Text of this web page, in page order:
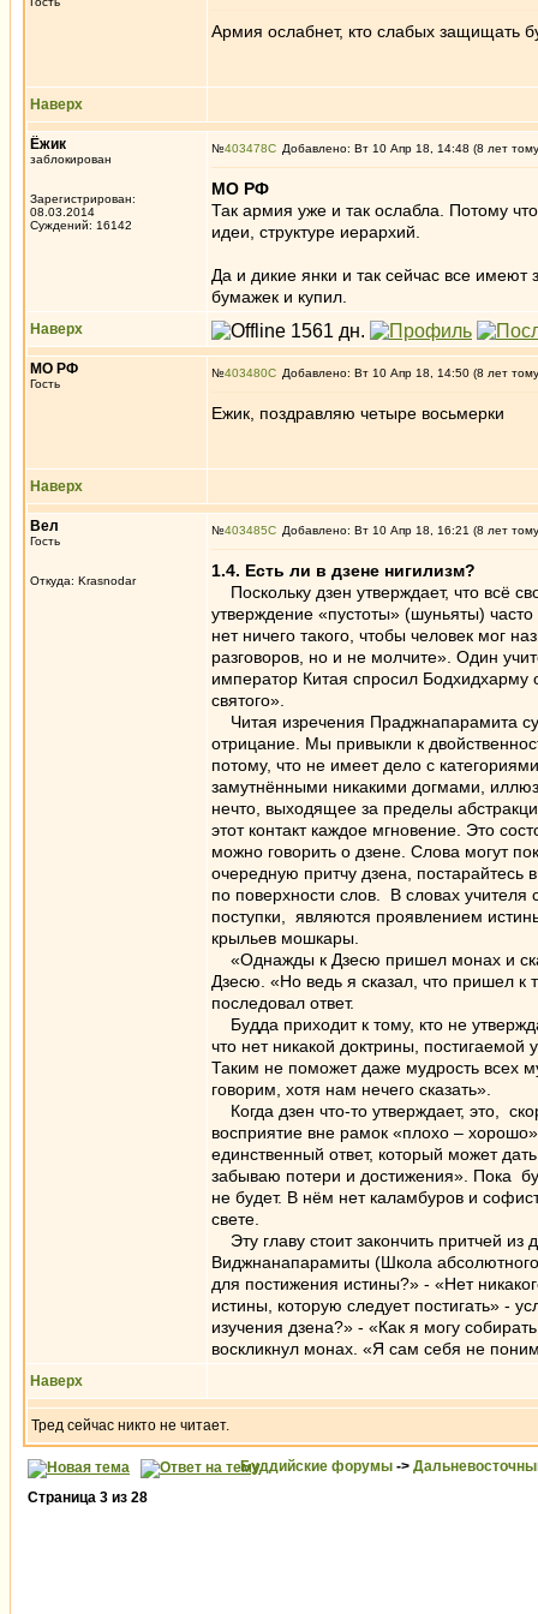
Армия ослабнет, кто слабых защищать
Наверх
Ёжик
заблокирован
Зарегистрирован:
08.03.2014
Суждений: 16142
№403478 Добавлено: Вт 10 Апр 18, 14:48 (8 лет
МО РФ
Так армия уже и так ослабла. Потому
идеи, структуре иерархий.
Да и дикие янки и так сейчас все
бумажек и купил.
Наверх
МО РФ
Гость
№403480 Добавлено: Вт 10 Апр 18, 14:50 (8 лет
Ежик, поздравляю четыре восьмерки
Наверх
Вел
Гость
Откуда: Krasnodar
№403485 Добавлено: Вт 10 Апр 18, 16:21 (8 лет
1.4. Есть ли в дзене нигилизм?
Поскольку дзен утверждает, что всё
утверждение «пустоты» (шуньяты)
нет ничего такого, чтобы человек мог
разговоров, но и не молчите». Один
император Китая спросил Бодхидхарму
святого».
Читая изречения Праджнапарамита
отрицание. Мы привыкли к
потому, что не имеет дело с
замутнёнными никакими догмами,
нечто, выходящее за пределы
этот контакт каждое мгновение. Это
можно говорить о дзене. Слова могут
очередную притчу дзена, постарайтесь
по поверхности слов. В словах
поступки, являются проявлением
крыльев мошкары.
«Однажды к Дзесю пришел монах и
Дзесю. «Но ведь я сказал, что пришел к
последовал ответ.
Будда приходит к тому, кто не
что нет никакой доктрины,
Таким не поможет даже мудрость
говорим, хотя нам нечего сказать».
Когда дзен что-то утверждает, это,
восприятие вне рамок «плохо –
единственный ответ, который может
забываю потери и достижения». Пока
не будет. В нём нет каламбуров и
свете.
Эту главу стоит закончить притчей
Виджнанапарамиты (Школа
для постижения истины?» - «Нет
истины, которую следует постигать» -
изучения дзена?» - «Как я могу
воскликнул монах. «Я сам себя не
Наверх
Тред сейчас никто не читает.
Буддийские форумы ->
Страница 3 из 28